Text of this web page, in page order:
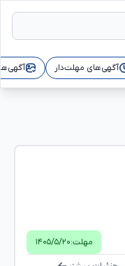
آگهی‌های مهلت‌دار
مهلت:۱۴۰۵/۵/۲۰